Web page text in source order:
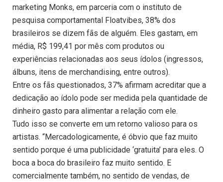
marketing Monks, em parceria com o instituto de
pesquisa comportamental Floatvibes, 38% dos
brasileiros se dizem fãs de alguém. Eles gastam, em
média, R$ 199,41 por mês com produtos ou
experiências relacionadas aos seus ídolos (ingressos,
álbuns, itens de merchandising, entre outros).
Entre os fãs questionados, 37% afirmam acreditar que a
dedicação ao ídolo pode ser medida pela quantidade de
dinheiro gasto para alimentar a relação com ele.
Tudo isso se converte em um retorno valioso para os
artistas. “Mercadologicamente, é óbvio que faz muito
sentido porque é uma publicidade ‘gratuita’ para eles. O
boca a boca do brasileiro faz muito sentido. E
comercialmente também, no sentido de vendas, de